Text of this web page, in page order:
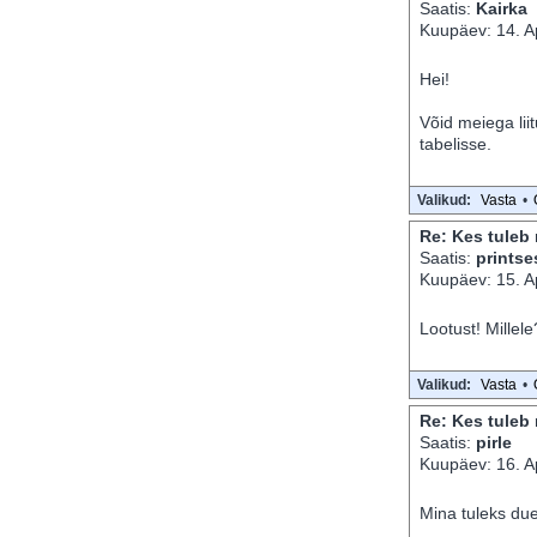
Saatis: Kairka
Kuupäev: 14.
Hei!
Võid meiega
tabelisse.
Valikud: Vasta •
Re: Kes tuleb
Saatis:
Kuupäev: 15.
Lootust!
Valikud: Vasta •
Re: Kes tuleb
Saatis: pirle
Kuupäev: 16.
Mina tuleks